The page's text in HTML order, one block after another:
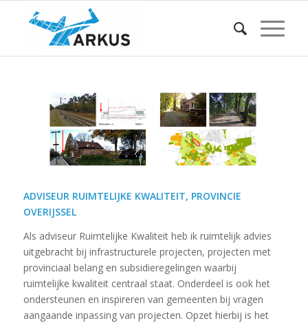
ADVISEUR RUIMTELIJKE KWALITEIT, PROVINCIE
OVERIJSSEL
Als adviseur Ruimtelijke Kwaliteit heb ik ruimtelijk advies
uitgebracht bij infrastructurele projecten, projecten met
provinciaal belang en subsidieregelingen waarbij
ruimtelijke kwaliteit centraal staat. Onderdeel is ook het
ondersteunen en inspireren van gemeenten bij vragen
aangaande inpassing van projecten. Opzet hierbij is het